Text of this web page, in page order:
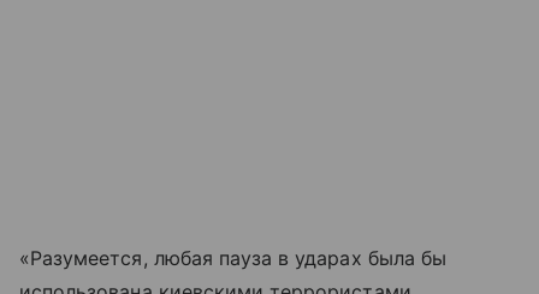
«Разумеется, любая пауза в ударах была бы